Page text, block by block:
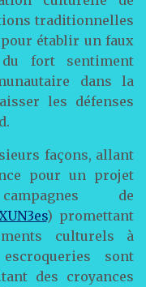
traditionnelles
établir un faux
fort sentiment
dans la
les défenses
façons, allant
pour un projet
de
) promettant
culturels à
sont
des croyances